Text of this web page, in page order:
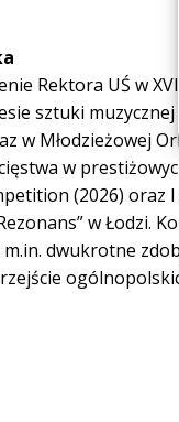
Rektora UŚ w
sztuki
w Młodzieżowej
w
(2026)
w Łodzi.
dwukrotne